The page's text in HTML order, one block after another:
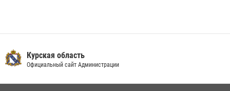
первого этапа фотоконкурса «В объективе Росгвардия»
22 июля 2026, 12:38 2
Курская область
Официальный сайт Администрации